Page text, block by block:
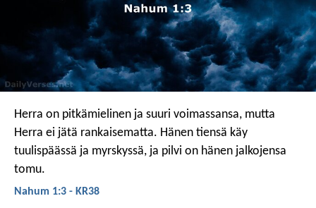
Herra on pitkämielinen ja suuri voimassansa, mutta
Herra ei jätä rankaisematta. Hänen tiensä käy
tuulispäässä ja myrskyssä, ja pilvi on hänen jalkojensa
tomu.
Nahum 1:3 - KR38